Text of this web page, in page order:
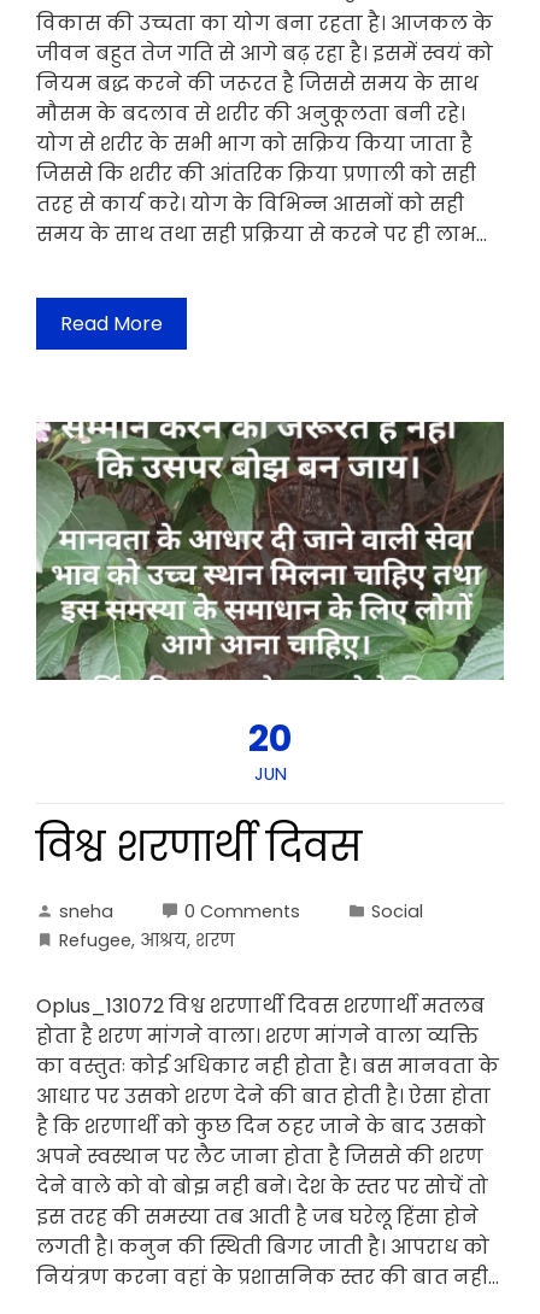
विकास की उच्चता का योग बना रहता है। आजकल के
जीवन बहुत तेज गति से आगे बढ़ रहा है। इसमें स्वयं को
नियम बद्ध करने की जरूरत है जिससे समय के साथ
मौसम के बदलाव से शरीर की अनुकूलता बनी रहे।
योग से शरीर के सभी भाग को सक्रिय किया जाता है
जिससे कि शरीर की आंतरिक क्रिया प्रणाली को सही
तरह से कार्य करे। योग के विभिन्न आसनों को सही
समय के साथ तथा सही प्रक्रिया से करने पर ही लाभ…
Read More
20
JUN
विश्व शरणार्थी दिवस
sneha 0 Comments
Social
Refugee, आश्रय, शरण
Oplus_131072 विश्व शरणार्थी दिवस शरणार्थी मतलब
होता है शरण मांगने वाला। शरण मांगने वाला व्यक्ति
का वस्तुतः कोई अधिकार नही होता है। बस मानवता के
आधार पर उसको शरण देने की बात होती है। ऐसा होता
है कि शरणार्थी को कुछ दिन ठहर जाने के बाद उसको
अपने स्वस्थान पर लैट जाना होता है जिससे की शरण
देने वाले को वो बोझ नही बने। देश के स्तर पर सोचें तो
इस तरह की समस्या तब आती है जब घरेलू हिंसा होने
लगती है। कनुन की स्थिती बिगर जाती है। आपराध को
नियंत्रण करना वहां के प्रशासनिक स्तर की बात नही…